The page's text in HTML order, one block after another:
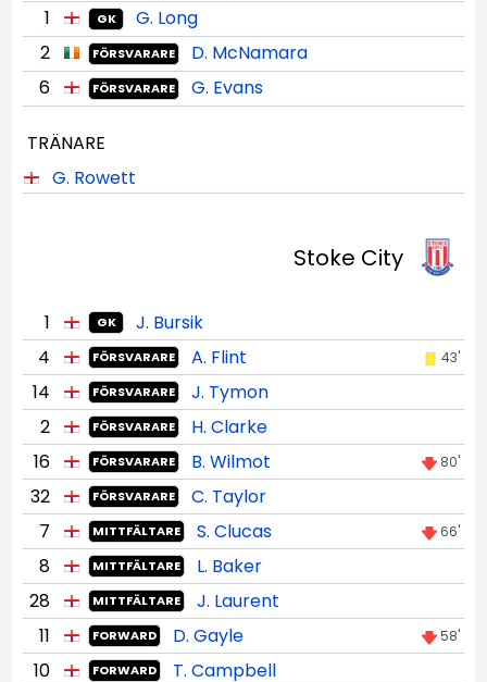
1
GK
G. Long
2
FÖRSVARARE
D. McNamara
6
FÖRSVARARE G. Evans
TRÄNARE
G. Rowett
Stoke City
1 GK
J. Bursik
4
FÖRSVARARE A. Flint 43'
14 FÖRSVARARE
J. Tymon
2
FÖRSVARARE
H. Clarke
16
FÖRSVARARE B. Wilmot 80'
32 FÖRSVARARE
C. Taylor
7
MITTFÄLTARE S. Clucas 66'
8 MITTFÄLTARE
L. Baker
28
MITTFÄLTARE
J. Laurent
11
FORWARD D. Gayle 58'
10 FORWARD T. Campbell